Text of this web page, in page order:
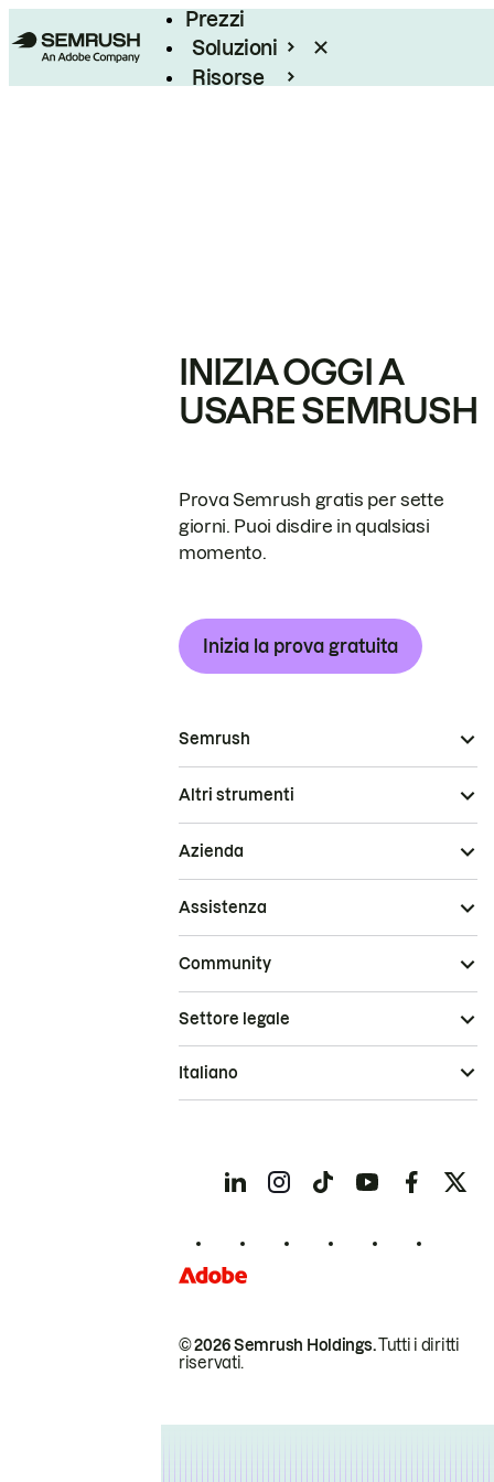
Prezzi
Soluzioni
Risorse
INIZIA OGGI A
USARE SEMRUSH
Prova Semrush gratis per sette
giorni. Puoi disdire in qualsiasi
momento.
Inizia la prova gratuita
Semrush
Altri strumenti
Azienda
Assistenza
Community
© 2026 Semrush Holdings.Tutti i diritti
riservati.
Settore legale
Italiano